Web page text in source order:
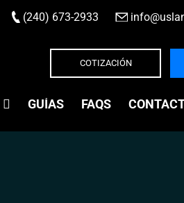
(240) 673-2933
COTIZACIÓN
GUÍAS FAQS